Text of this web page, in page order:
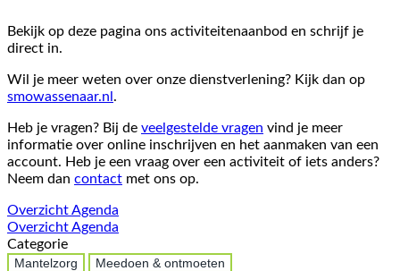
Bekijk op deze pagina ons activiteitenaanbod en schrijf je
direct in.
Wil je meer weten over onze dienstverlening? Kijk dan op
smowassenaar.nl .
Heb je vragen? Bij de veelgestelde vragen vind je meer
informatie over online inschrijven en het aanmaken van een
account. Heb je een vraag over een activiteit of iets anders?
Neem dan contact met ons op.
OverzichtAgenda
OverzichtAgenda
Categorie
Mantelzorg
Meedoen & ontmoeten